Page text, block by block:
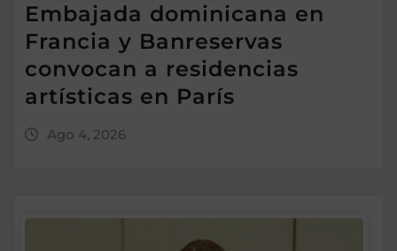
Embajada dominicana en
Francia y Banreservas
convocan a residencias
artísticas en París
Ago 4, 2026